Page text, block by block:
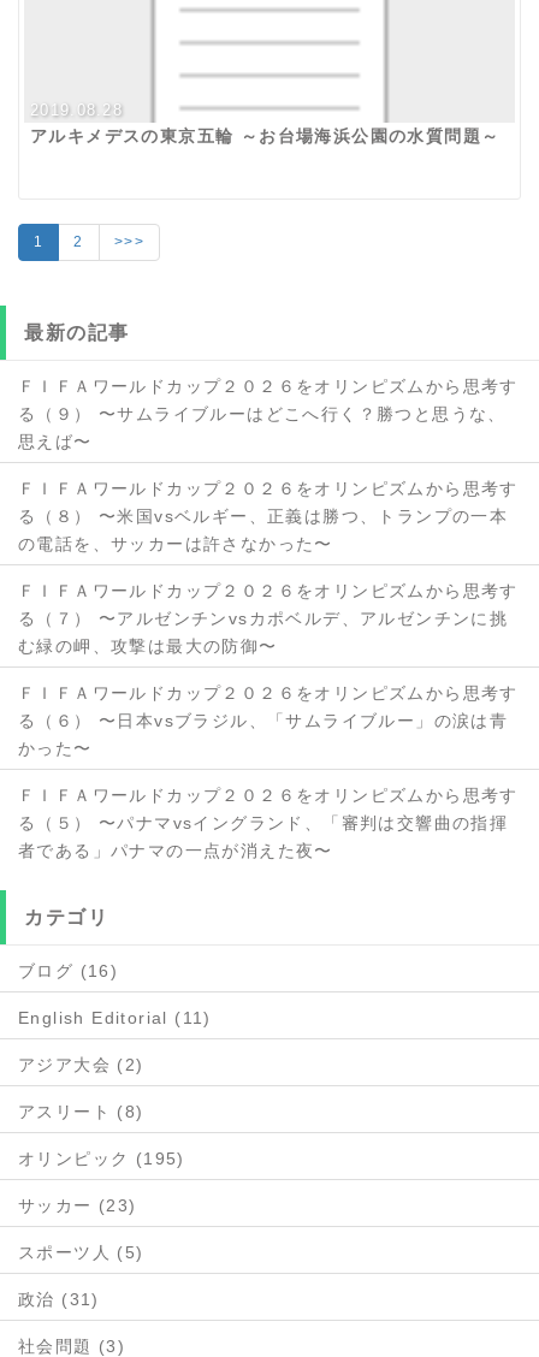
2019.08.28
アルキメデスの東京五輪 ～お台場海浜公園の水質問題～
1 2 >>>
最新の記事
ＦＩＦＡワールドカップ２０２６をオリンピズムから思考す
る（９） 〜サムライブルーはどこへ行く？勝つと思うな、
思えば〜
ＦＩＦＡワールドカップ２０２６をオリンピズムから思考す
る（８） 〜米国vsベルギー、正義は勝つ、トランプの一本
の電話を、サッカーは許さなかった〜
ＦＩＦＡワールドカップ２０２６をオリンピズムから思考す
る（７） 〜アルゼンチンvsカポベルデ、アルゼンチンに挑
む緑の岬、攻撃は最大の防御〜
ＦＩＦＡワールドカップ２０２６をオリンピズムから思考す
る（６） 〜日本vsブラジル、「サムライブルー」の涙は青
かった〜
ＦＩＦＡワールドカップ２０２６をオリンピズムから思考す
る（５） 〜パナマvsイングランド、「審判は交響曲の指揮
者である」パナマの一点が消えた夜〜
カテゴリ
ブログ (16)
English Editorial (11)
アジア大会 (2)
アスリート (8)
オリンピック (195)
サッカー (23)
スポーツ人 (5)
政治 (31)
社会問題 (3)